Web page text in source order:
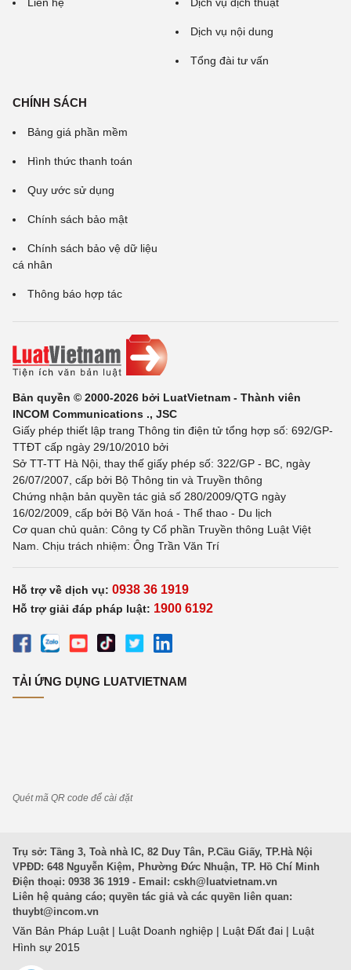
Dịch vụ nội dung
Tổng đài tư vấn
CHÍNH SÁCH
Bảng giá phần mềm
Hình thức thanh toán
Quy ước sử dụng
Chính sách bảo mật
Chính sách bảo vệ dữ liệu
cá nhân
Thông báo hợp tác
Bản quyền © 2000-2026 bởi LuatVietnam - Thành viên
INCOM Communications ., JSC
Giấy phép thiết lập trang Thông tin điện tử tổng hợp số: 692/GP-
TTĐT cấp ngày 29/10/2010 bởi
Sở TT-TT Hà Nội, thay thế giấy phép số: 322/GP - BC, ngày
26/07/2007, cấp bởi Bộ Thông tin và Truyền thông
Chứng nhận bản quyền tác giả số 280/2009/QTG ngày
16/02/2009, cấp bởi Bộ Văn hoá - Thể thao - Du lịch
Cơ quan chủ quản: Công ty Cổ phần Truyền thông Luật Việt
Nam. Chịu trách nhiệm: Ông Trần Văn Trí
Hỗ trợ về dịch vụ: 0938 36 1919
Hỗ trợ giải đáp pháp luật: 1900 6192
TẢI ỨNG DỤNG LUATVIETNAM
Quét mã QR code để cài đặt
Trụ sở: Tầng 3, Toà nhà IC, 82 Duy Tân, P.Cầu Giấy, TP.Hà Nội
VPĐD: 648 Nguyễn Kiệm, Phường Đức Nhuận, TP. Hồ Chí Minh
Điện thoại: 0938 36 1919 - Email: cskh@luatvietnam.vn
Liên hệ quảng cáo; quyền tác giả và các quyền liên quan:
thuybt@incom.vn
Văn Bản Pháp Luật | Luật Doanh nghiệp | Luật Đất đai | Luật
Hình sự 2015